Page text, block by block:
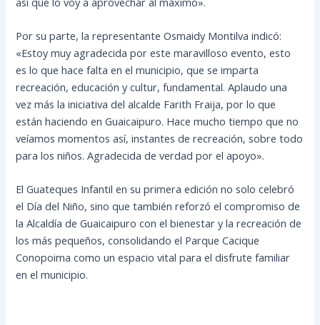
Por su parte, la representante Osmaidy Montilva indicó:
«Estoy muy agradecida por este maravilloso evento, esto
es lo que hace falta en el municipio, que se imparta
recreación, educación y cultur, fundamental. Aplaudo una
vez más la iniciativa del alcalde Farith Fraija, por lo que
están haciendo en Guaicaipuro. Hace mucho tiempo que no
veíamos momentos así, instantes de recreación, sobre todo
para los niños. Agradecida de verdad por el apoyo».
El Guateques Infantil en su primera edición no solo celebró
el Día del Niño, sino que también reforzó el compromiso de
la Alcaldía de Guaicaipuro con el bienestar y la recreación de
los más pequeños, consolidando el Parque Cacique
Conopoima como un espacio vital para el disfrute familiar
en el municipio.